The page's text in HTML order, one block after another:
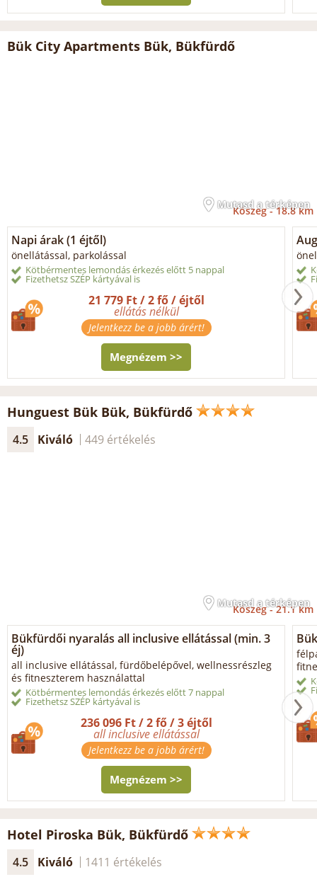
Bük City Apartments Bük, Bükfürdő
Mutasd a térképen
Kőszeg -18.8 km
Napi árak (1 éjtől)
önellátással, parkolással
Kötbérmentes lemondás érkezés előtt 5 nappal
Fizethetsz SZÉP kártyával is
21 779 Ft / 2 fő / éjtől
ellátás nélkül
Jelentkezz be a jobb árért!
Megnézem >>
Hunguest Bük Bük, Bükfürdő
4.5 Kiváló 449 értékelés
Mutasd a térképen
Kőszeg -21.1 km
Bükfürdői nyaralás all inclusive ellátással (min. 3
éj)
all inclusive ellátással, fürdőbelépővel, wellnessrészleg
és fitneszterem használattal
Kötbérmentes lemondás érkezés előtt 7 nappal
Fizethetsz SZÉP kártyával is
236 096 Ft / 2 fő / 3 éjtől
all inclusive ellátással
Jelentkezz be a jobb árért!
Megnézem >>
Hotel Piroska Bük, Bükfürdő
4.5 Kiváló 1411 értékelés